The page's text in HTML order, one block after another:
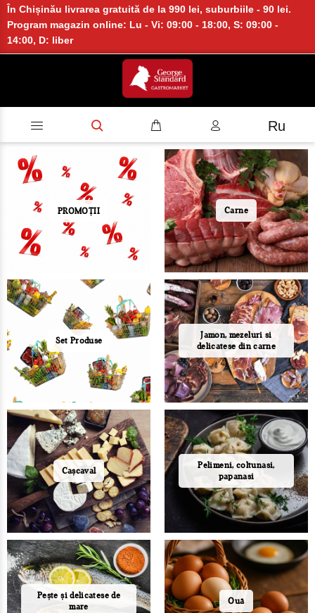
În Chișinău livrarea gratuită de la 990 lei, suburbiile - 90 lei.
Program magazin online: Lu - Vi: 09:00 - 18:00, S: 09:00 -
14:00, D: liber
Ru
PROMOȚII Carne
Set Produse
Jamon, mezeluri si
delicatese din carne
Cașcaval
Pelimeni, coltunasi,
papanasi
Pește și delicatese de
mare
Ouă